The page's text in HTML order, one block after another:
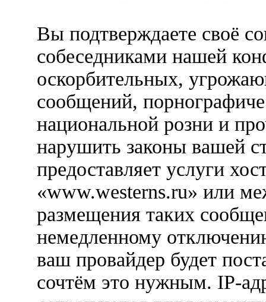
Вы подтверждаете своё
собеседниками нашей
оскорбительных,
сообщений,
национальной розни и
нарушить законы вашей
предоставляет услуги
«www.westerns.ru» или
размещения таких
немедленному
ваш провайдер будет
сочтём это нужным. IP-